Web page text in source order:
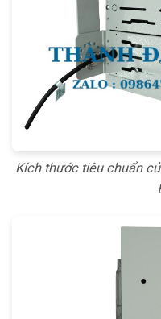
Kích thước tiêu chuẩn